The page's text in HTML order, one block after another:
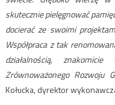
skutecznie pielęgnować
docierać ze swoimi
Współpraca z tak
działalnością,
Zrównoważonego Rozwoju
Kołucka, dyrektor